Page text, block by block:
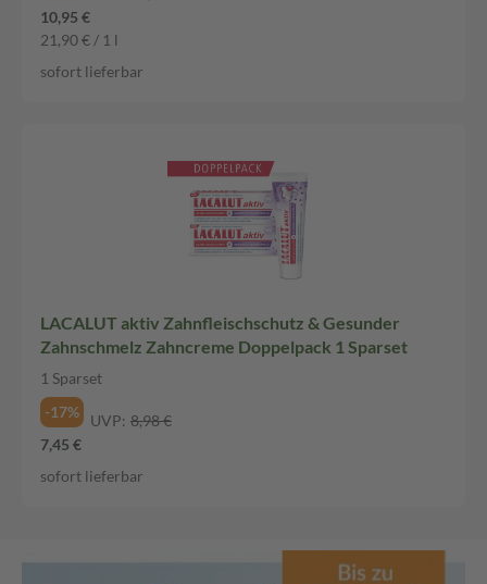
10,95 €
21,90 € / 1 l
sofort lieferbar
LACALUT aktiv Zahnfleischschutz & Gesunder
Zahnschmelz Zahncreme Doppelpack 1 Sparset
1 Sparset
-17%
UVP: 8,98 €
7,45 €
sofort lieferbar